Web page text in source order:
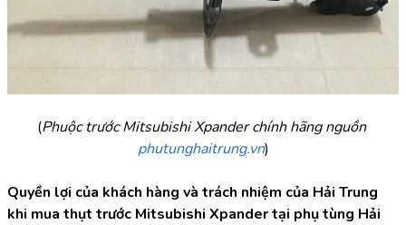
(
Phuộc trước Mitsubishi Xpander chính hãng nguồn
phutunghaitrung.vn)
Quyền lợi của khách hàng và trách nhiệm của Hải Trung
khi mua thụt trước Mitsubishi Xpander tại phụ tùng Hải